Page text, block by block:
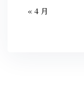
« 4 月